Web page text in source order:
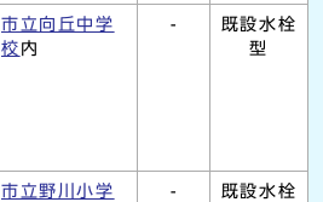
市立向丘中学
校 内
-
既設水栓
型
市立野川小学 - 既設水栓